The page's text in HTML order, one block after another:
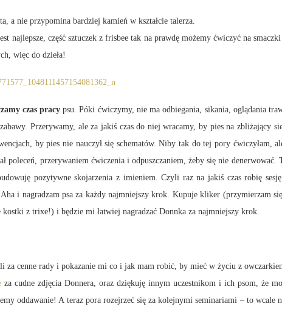
a nie przypomina bardziej kamień w kształcie talerza.
najlepsze, część sztuczek z frisbee tak na prawdę możemy ćwiczyć na
więc do dzieła!
czas pracy psu. Póki ćwiczymy, nie ma odbiegania, sikania, oglądania
Przerywamy, ale za jakiś czas do niej wracamy, by pies na zbliżający
by pies nie nauczył się schematów. Niby tak do tej pory ćwiczyłam,
poleceń, przerywaniem ćwiczenia i odpuszczaniem, żeby się nie
pozytywne skojarzenia z imieniem. Czyli raz na jakiś czas robię
i nagradzam psa za każdy najmniejszy krok. Kupuje kliker (przymierzam
z trixe!) i będzie mi łatwiej nagradzać Donnka za najmniejszy krok.
rady i pokazanie mi co i jak mam robić, by mieć w życiu z
za cudne zdjęcia Donnera, oraz dziękuję innym uczestnikom i ich psom, że
oddawanie! A teraz pora rozejrzeć się za kolejnymi seminariami – to wcale